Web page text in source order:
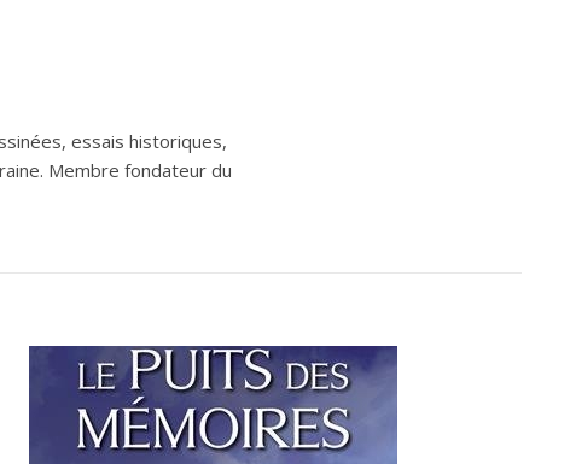
essais historiques,
Membre fondateur du